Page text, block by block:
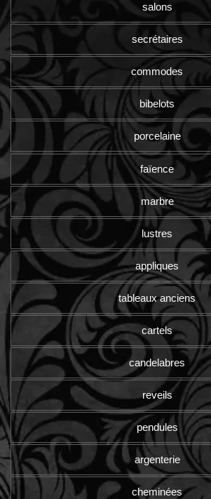
salons
secrétaires
commodes
bibelots
porcelaine
faïence
marbre
lustres
appliques
tableaux anciens
cartels
candelabres
reveils
pendules
argenterie
cheminées